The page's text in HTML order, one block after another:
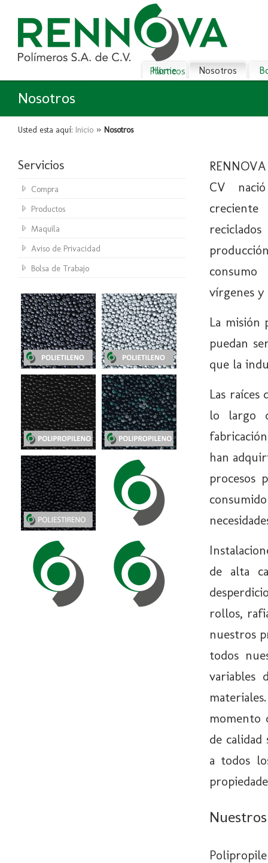
Plásticos Reciclados
Home Nosotros
Nosotros
Usted esta aquí: Inicio » Nosotros
CV
creciente
consumo
vírgenes
La misión
puedan
que la
Las raíces
lo largo
han
procesos
de alta
rollos,
nuestros
todos
variables
momento
de
a todos
Servicios
Compra
Productos
Maquila
Aviso de Privacidad
Bolsa de Trabajo